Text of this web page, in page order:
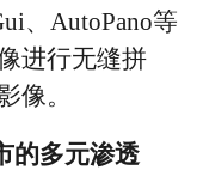
、AutoPano等
进行无缝拼
像。
的多元渗透